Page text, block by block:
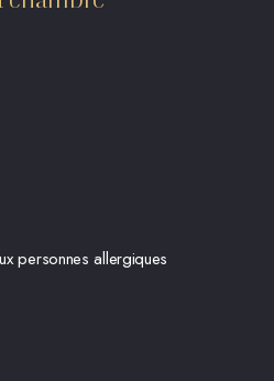
personnes allergiques